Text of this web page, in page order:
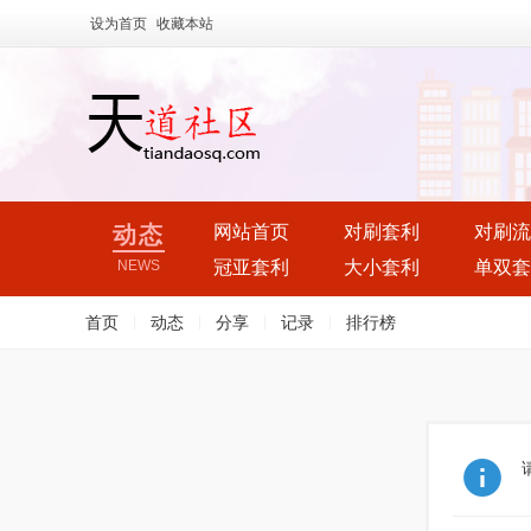
设为首页 收藏本站
动态
NEWS
网站首页 对刷套利
对刷
冠亚套利
大小套利 单双
首页 动态 分享 记录 排行榜